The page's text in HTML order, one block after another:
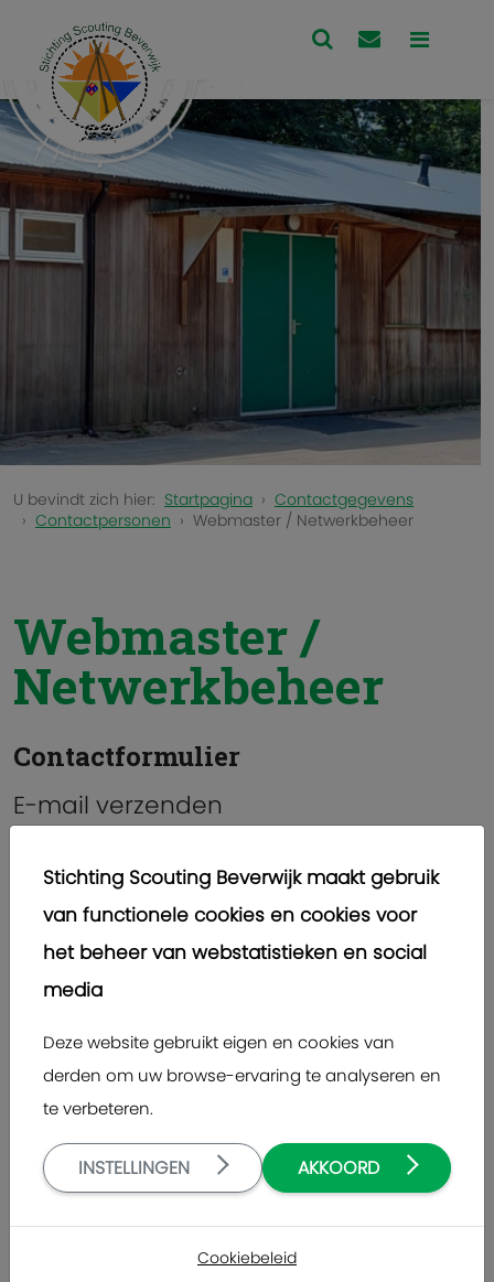
U bevindt zich hier: Startpagina
Contactgegevens
Contactpersonen
Webmaster / Netwerkbeheer
Webmaster /
Netwerkbeheer
Contactformulier
E-mail verzenden
Naam*
E-mailadres
Onderwerp*
Bericht*
Stichting Scouting Beverwijk maakt gebruik
van functionele cookies en cookies voor
het beheer van webstatistieken en social
media
Deze website gebruikt eigen en cookies van
derden om uw browse-ervaring te analyseren en
te verbeteren.
INSTELLINGEN AKKOORD
Cookiebeleid